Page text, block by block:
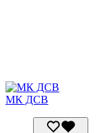
МК ДСВ